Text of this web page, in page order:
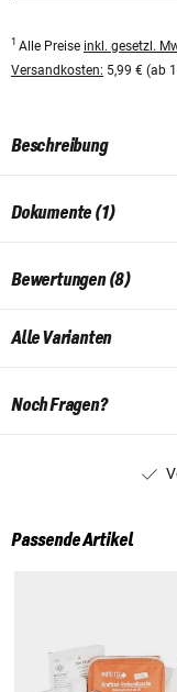
1 Alle Preise inkl. gesetzl.
Versandkosten: 5,99 € (ab
Beschreibung
Dokumente (1)
Bewertungen (8)
Alle Varianten
Noch Fragen?
Passende Artikel